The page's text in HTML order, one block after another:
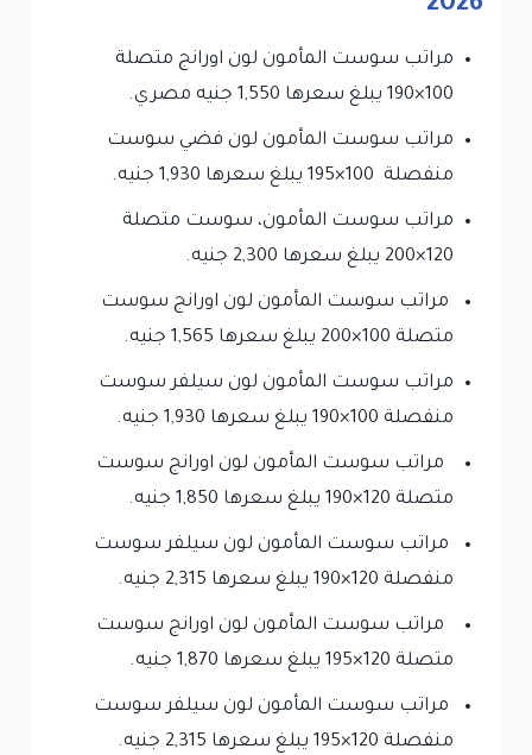
2026
مراتب سوست المأمون لون اورانج متصلة
100×190 يبلغ سعرها 1,550 جنيه مصري.
مراتب سوست المأمون لون فضي سوست
منفصلة 100×195 يبلغ سعرها 1,930 جنيه.
مراتب سوست المأمون، سوست متصلة
120×200 يبلغ سعرها 2,300 جنيه.
مراتب سوست المأمون لون اورانج سوست
متصلة 100×200 يبلغ سعرها 1,565 جنيه.
مراتب سوست المأمون لون سيلفر سوست
منفصلة 100×190 يبلغ سعرها 1,930 جنيه.
مراتب سوست المأمون لون اورانج سوست
متصلة 120×190 يبلغ سعرها 1,850 جنيه.
مراتب سوست المأمون لون سيلفر سوست
منفصلة 120×190 يبلغ سعرها 2,315 جنيه.
مراتب سوست المأمون لون اورانج سوست
متصلة 120×195 يبلغ سعرها 1,870 جنيه.
مراتب سوست المأمون لون سيلفر سوست
منفصلة 120×195 يبلغ سعرها 2,315 جنيه.